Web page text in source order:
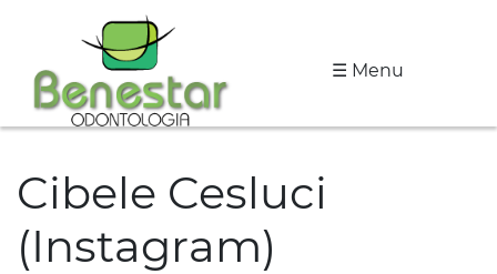
☰ Menu
A
Clínica
Especialidades
Tratamentos
Cibele Cesluci
(Instagram)